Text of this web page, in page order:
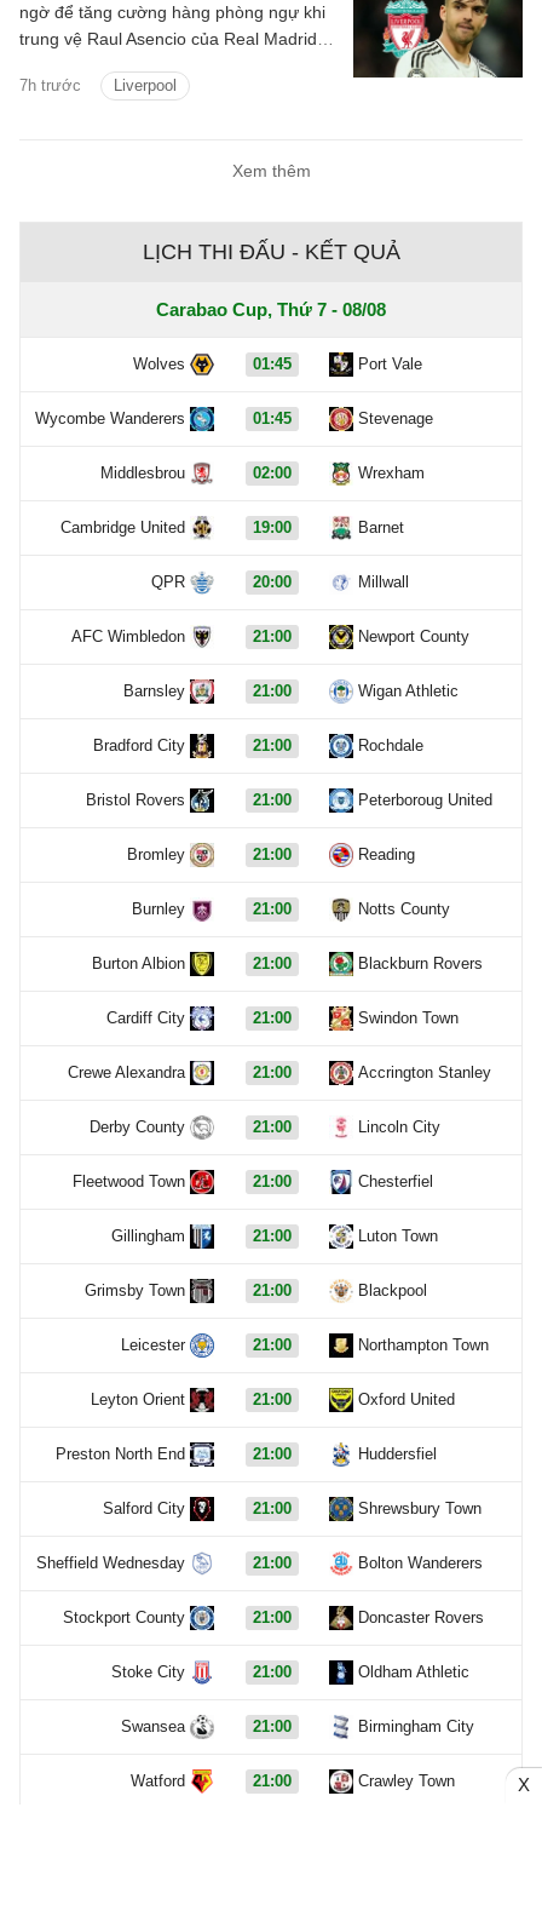
7h trước Liverpool
ngờ để tăng cường hàng phòng ngự khi
trung vệ Raul Asencio của Real Madrid
trong kỳ chuyển nhượng mùa hè này.
Xem thêm
LỊCH THI ĐẤU - KẾT QUẢ
Carabao Cup, Thứ 7 - 08/08
Wolves 01:45 Port Vale
Wycombe Wanderers 01:45 Stevenage
Middlesbrou 02:00 Wrexham
Cambridge United 19:00 Barnet
QPR 20:00 Millwall
AFC Wimbledon 21:00 Newport County
Barnsley 21:00 Wigan Athletic
Bradford City 21:00 Rochdale
Bristol Rovers 21:00 Peterboroug United
Bromley 21:00 Reading
Burnley 21:00 Notts County
Burton Albion 21:00 Blackburn Rovers
Cardiff City 21:00 Swindon Town
Crewe Alexandra 21:00 Accrington Stanley
Derby County 21:00 Lincoln City
Fleetwood Town 21:00 Chesterfiel
Gillingham 21:00 Luton Town
Grimsby Town 21:00 Blackpool
Leicester 21:00 Northampton Town
Leyton Orient 21:00 Oxford United
Preston North End 21:00 Huddersfiel
Salford City 21:00 Shrewsbury Town
Sheffield Wednesday 21:00 Bolton Wanderers
Stockport County 21:00 Doncaster Rovers
Stoke City 21:00 Oldham Athletic
Swansea 21:00 Birmingham City
Watford 21:00 Crawley Town X